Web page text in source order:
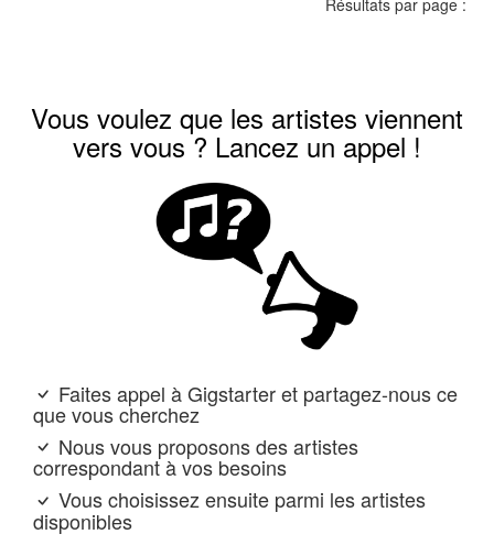
Résultats par page :
Vous voulez que les artistes viennent
vers vous ? Lancez un appel !
Faites appel à Gigstarter et partagez-nous ce
que vous cherchez
Nous vous proposons des artistes
correspondant à vos besoins
Vous choisissez ensuite parmi les artistes
disponibles